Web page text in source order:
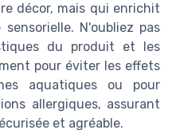
décor, mais qui enrichit
N'oubliez pas
du produit et les
pour éviter les effets
aquatiques ou pour
allergiques, assurant
et agréable.